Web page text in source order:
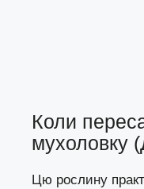
Коли
мухоловку
Цю рослину